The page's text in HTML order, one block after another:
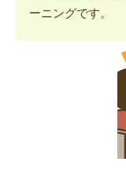
ーニングです。